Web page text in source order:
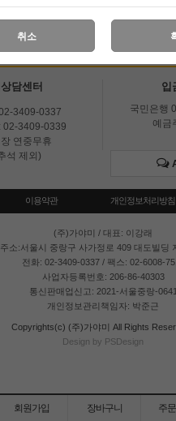
담센터
3409-0337
02-3409-0339
연중무휴
석 제외)
입
국민은행
예금
이용약관 개인정보처리방침
(주)가야미 / 대표: 이강래
주소:서울시 중랑구 사가정로 409 대도빌딩
전화: 02-3409-0337 / 팩스: 02-6008-
사업자등록번호: 206-86-40303
통신판매업신고: 2021-서울중랑-0641
개인정보관리책임자: 박준근
Copyrights(c) (주)가야미 All Rights
Design by PSDesign
회원가입 장바구니 주
취소